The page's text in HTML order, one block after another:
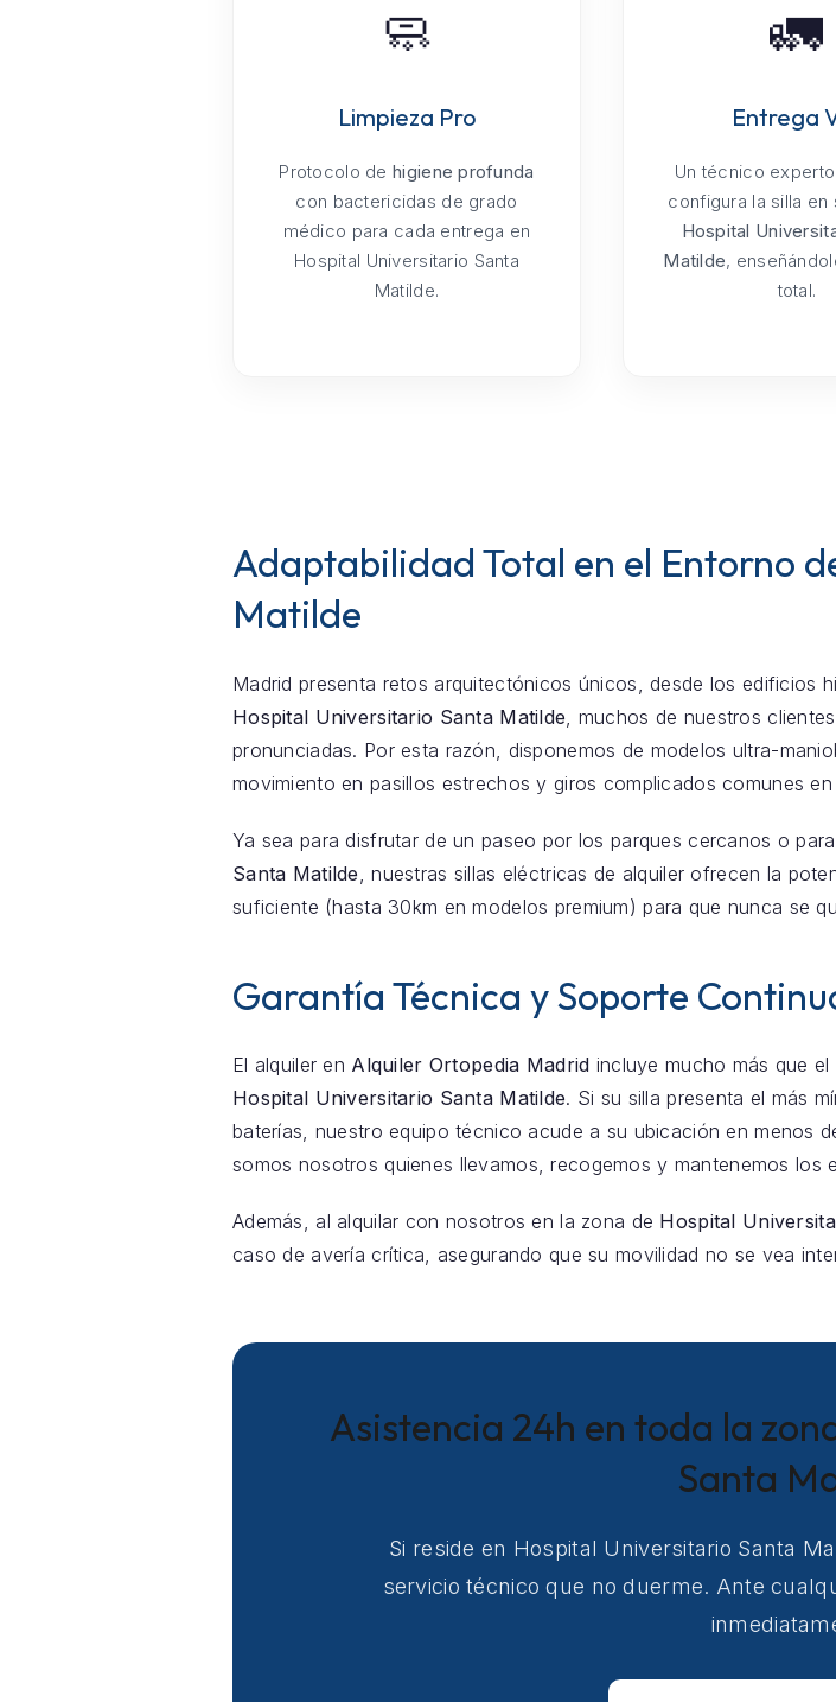
🧼
Limpieza Pro
Protocolo dehigiene profunda
con bactericidas de grado
médico para cada entrega en
Hospital Universitario Santa
Matilde.
🚛
Entrega
Un técnico
configura la silla en
Hospital
Matilde,
total.
Adaptabilidad Total en el Entorno
Matilde
Madrid presenta retos arquitectónicos únicos, desde los edificios
Hospital Universitario Santa Matilde , muchos de nuestros
pronunciadas. Por esta razón, disponemos de modelos ultra-
movimiento en pasillos estrechos y giros complicados comunes
Ya sea para disfrutar de un paseo por los parques cercanos o
Santa Matilde , nuestras sillas eléctricas de alquiler ofrecen la
suficiente (hasta 30km en modelos premium) para que nunca se
Garantía Técnica y Soporte
El alquiler en Alquiler Ortopedia Madrid incluye mucho más que
Hospital Universitario Santa Matilde. Si su silla presenta el más
baterías, nuestro equipo técnico acude a su ubicación en menos
somos nosotros quienes llevamos, recogemos y mantenemos
Además, al alquilar con nosotros en la zona de Hospital
caso de avería crítica, asegurando que su movilidad no se vea
Asistencia 24h en toda la
Santa
Si reside en Hospital Universitario Santa
servicio técnico que no duerme. Ante